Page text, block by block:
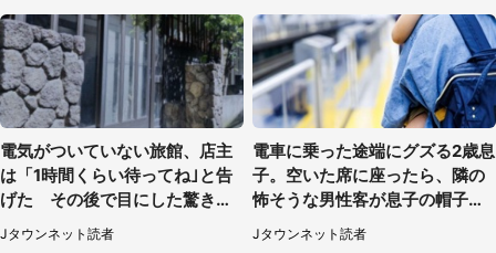
電気がついていない旅館、店主
は「1時間くらい待ってね｣と告
げた その後で目にした驚きの
光景（東京都・20代男性）
Jタウンネット読者
電車に乗った途端にグズる2歳息
子。空いた席に座ったら、隣の
怖そうな男性客が息子の帽子に
手を伸ばし（千葉県・40代女
性）
Jタウンネット読者